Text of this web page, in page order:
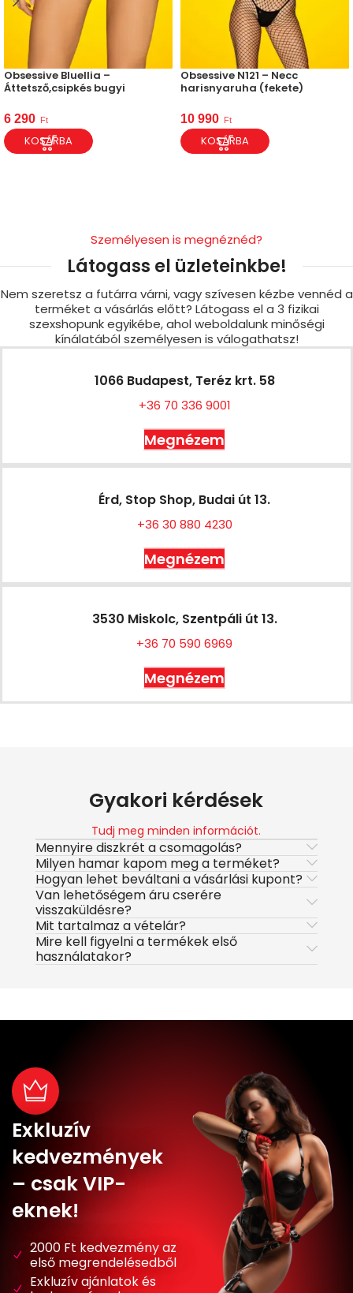
Obsessive Bluellia –
Áttetsző,csipkés bugyi
6 290 Ft
KOSÁRBA
Obsessive N121 – Necc
harisnyaruha (fekete)
10 990 Ft
KOSÁRBA
Személyesen is megnéznéd?
Látogass el üzleteinkbe!
Nem szeretsz a futárra várni, vagy szívesen kézbe vennéd a
terméket a vásárlás előtt? Látogass el a 3 fizikai
szexshopunk egyikébe, ahol weboldalunk minőségi
kínálatából személyesen is válogathatsz!
1066 Budapest, Teréz krt. 58
+36 70 336 9001
Megnézem
Érd, Stop Shop, Budai út 13.
+36 30 880 4230
Megnézem
3530 Miskolc, Szentpáli út 13.
+36 70 590 6969
Megnézem
Gyakori kérdések
Tudj meg minden információt.
Mennyire diszkrét a csomagolás?
Milyen hamar kapom meg a terméket?
Hogyan lehet beváltani a vásárlási kupont?
Van lehetőségem áru cserére
visszaküldésre?
Mit tartalmaz a vételár?
Mire kell figyelni a termékek első
használatakor?
Exkluzív
kedvezmények
– csak VIP-
eknek!
2000 Ft kedvezmény az
első megrendelésedből
Exkluzív ajánlatok és